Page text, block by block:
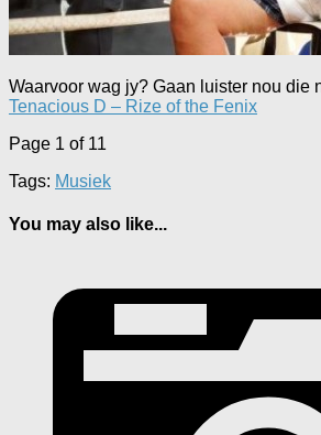
Waarvoor wag jy? Gaan luister nou die
Tenacious D – Rize of the Fenix
Page 1 of 11
Tags: Musiek
You may also like...